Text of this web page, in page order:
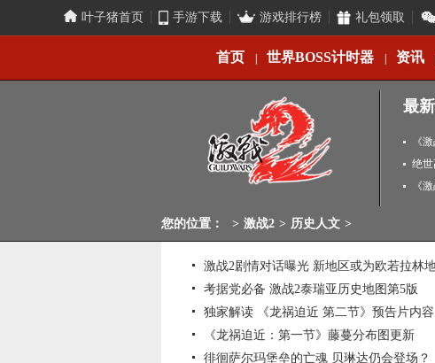
叶子猪首页 手游下载 游戏排行榜 礼包领取
首页 世界BOSS计时器 资讯
最
《
闻
绝
《
您的位置： > 激战2 > 历史人文 >
激战2剧情对话曝光 新地区或为欧若拉林
考据党必备 激战2泰瑞亚历史地图第5版
独家解读 《龙祸迫近 第二节》预告片内容
《龙祸迫近：第一节》藤蔓分布图更新
徘徊萨尔玛堡垒的亡魂 贝琳达仍会登场？